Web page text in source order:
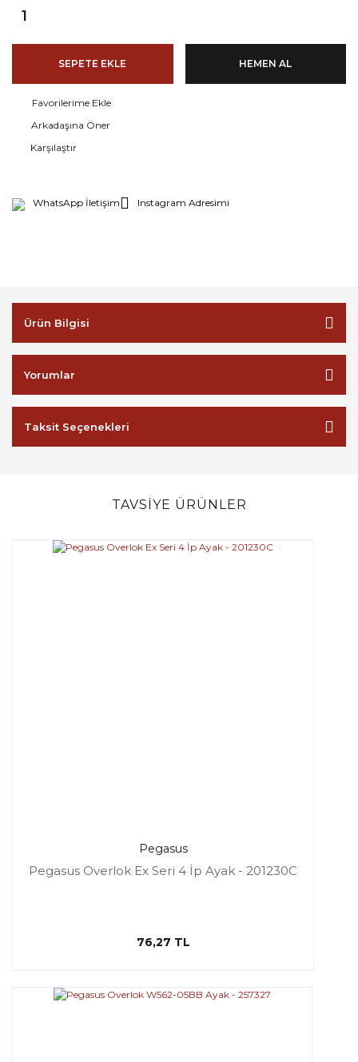
SEPETE EKLE HEMEN AL
Arkadaşına Öner
Karşılaştır
WhatsApp İletişim Instagram Adresimi
Ürün Bilgisi
Yorumlar
Taksit Seçenekleri
TAVSİYE ÜRÜNLER
Pegasus
Pegasus Overlok Ex Seri 4 İp Ayak - 201230C
76,27 TL